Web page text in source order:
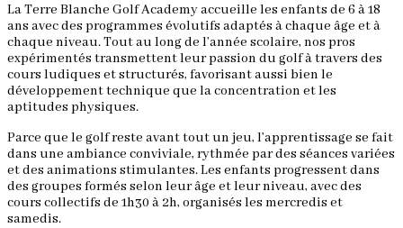
La Terre Blanche Golf Academy accueille les enfants de 6 à 18
ans avec des programmes évolutifs adaptés à chaque âge et à
chaque niveau. Tout au long de l’année scolaire, nos pros
expérimentés transmettent leur passion du golf à travers des
cours ludiques et structurés, favorisant aussi bien le
développement technique que la concentration et les
aptitudes physiques.
Parce que le golf reste avant tout un jeu, l’apprentissage se fait
dans une ambiance conviviale, rythmée par des séances variées
et des animations stimulantes. Les enfants progressent dans
des groupes formés selon leur âge et leur niveau, avec des
cours collectifs de 1h30 à 2h, organisés les mercredis et
samedis.